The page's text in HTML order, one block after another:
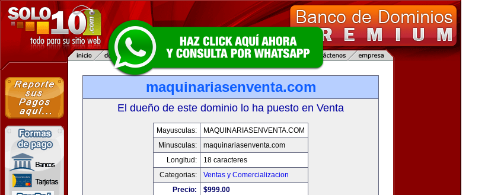
maquinariasenventa.com
El dueño de este dominio lo ha puesto en Venta
Mayusculas:
MAQUINARIASENVENTA.COM
Minusculas:
maquinariasenventa.com
Longitud:
18 caracteres
Categorias:
Ventas y Comercializacion
Precio:
$999.00